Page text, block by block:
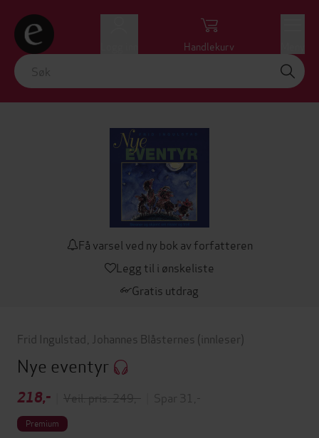
Handlekurv
Få varsel ved ny bok av forfatteren
Legg til i ønskeliste
Gratis utdrag
Frid Ingulstad Johannes Blåsternes (innleser)
Nye eventyr
218,- Veil. pris: 249,- Spar 31,-
Premium